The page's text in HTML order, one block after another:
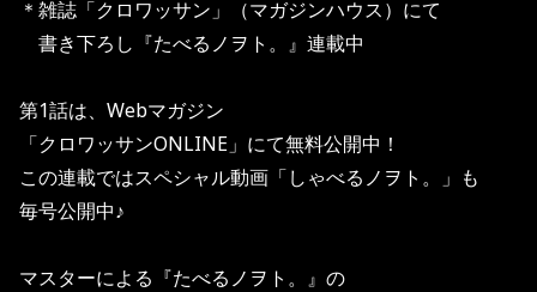
＊雑誌「クロワッサン」（マガジンハウス）にて
書き下ろし『たべるノヲト。』連載中
第1話は、Webマガジン
「クロワッサンONLINE」にて無料公開中！
この連載ではスペシャル動画「しゃべるノヲト。」も
毎号公開中♪
マスターによる『たべるノヲト。』の